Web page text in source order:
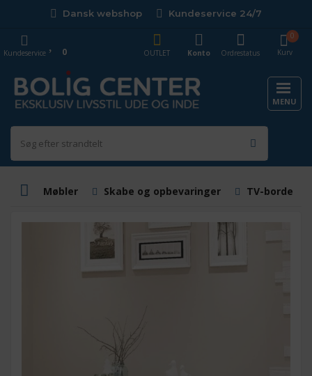
Dansk webshop Kundeservice 24/7
Kurv
0
OUTLET
Konto Ordrestatus
Kundeservice 0
MENU
Møbler Skabe og opbevaringer TV-borde